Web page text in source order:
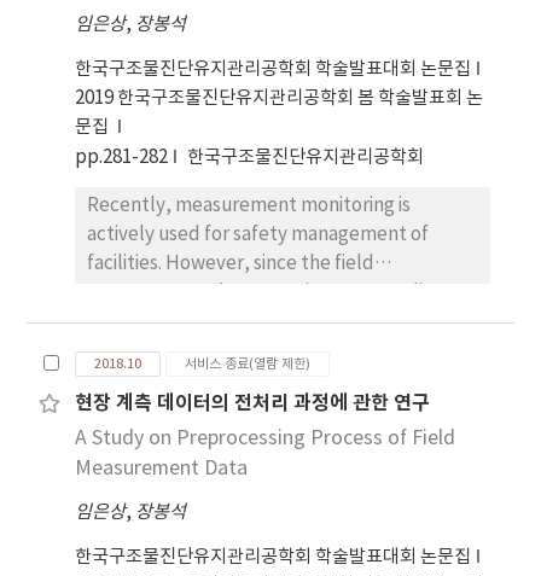
임은상, 장봉석
한국구조물진단유지관리공학회 학술발표대회 논문집
2019 한국구조물진단유지관리공학회 봄 학술발표회 논
문집
pp.281-282
한국구조물진단유지관리공학회
Recently, measurement monitoring is
actively used for safety management of
facilities. However, since the field
preprocessing process is required for reliable
behavior analysis of the data. In this paper,
we present a detection method of time
series outliers and its applications. And we
propose the precaution for the
preprocessing process.
2018.10 서비스 종료(열람 제한)
현장 계측 데이터의 전처리 과정에 관한 연구
A Study on Preprocessing Process of Field
Measurement Data
임은상, 장봉석
한국구조물진단유지관리공학회 학술발표대회 논문집